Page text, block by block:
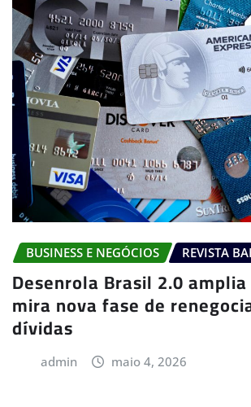
BUSINESS E NEGÓCIOS REVISTA
Desenrola Brasil 2.0
mira nova fase de
dívidas
admin maio 4, 2026